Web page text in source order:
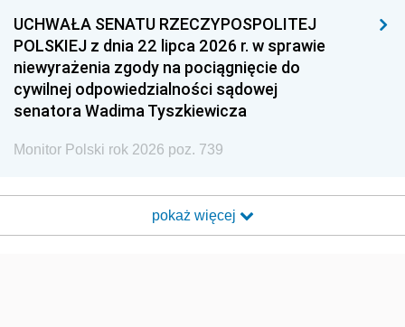
UCHWAŁA SENATU RZECZYPOSPOLITEJ
POLSKIEJ z dnia 22 lipca 2026 r. w sprawie
niewyrażenia zgody na pociągnięcie do
cywilnej odpowiedzialności sądowej
senatora Wadima Tyszkiewicza
Monitor Polski rok 2026 poz. 739
pokaż więcej